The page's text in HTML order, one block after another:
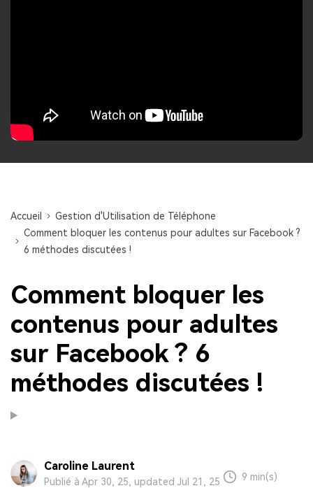
Accueil
Gestion d'Utilisation de Téléphone
Comment bloquer les contenus pour adultes sur Facebook ?
6 méthodes discutées !
Comment bloquer les
contenus pour adultes
sur Facebook ? 6
méthodes discutées !
Caroline Laurent
Publié à Apr 30, 25, updated Jul 21, 25 9 min(s)